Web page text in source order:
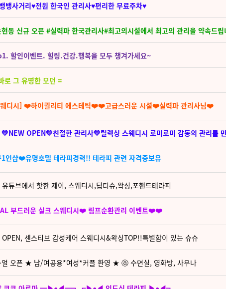
뱅사거리♥전원 한국인 관리사♥편리한 무료주차♥
동 신규 오픈 #실력파 한국관리사#최고의시설에서 최고의 관리을 약속드
할인이벤트. 힐링.건강.행복을 모두 챙겨가세요~
로 그 유명한 모던 =
웨디시] ❤️하이퀄리티 에스테틱❤️❤️고급스러운 시설❤️실력파 관리사님❤️
OPEN💛친절한 관리사💛릴렉싱 스웨디시 로미로미 감동의 관리를
샵❤️유명호텔 테라피경력!! 테라피 관련 자격증보유
튜브에서 핫한 제이, 스웨디시,딥티슈,왁싱,포핸드테라피
부드러운 실크 스웨디시❤️ 림프순환관리 이벤트❤️❤️
센스티브 감성케어 스웨디시&왁싱TOP!!특별함이 있는 슈슈
얼 오픈 ★ 남/여공용*여성*커플 환영 ★ ⓐ 수면실, 영화방, 사우나